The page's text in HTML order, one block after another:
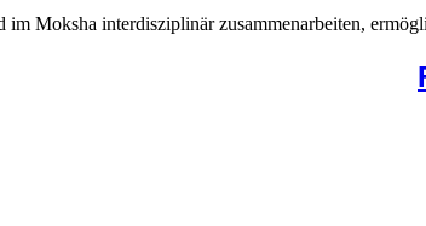
Moksha interdisziplinär zusammenarbeiten,